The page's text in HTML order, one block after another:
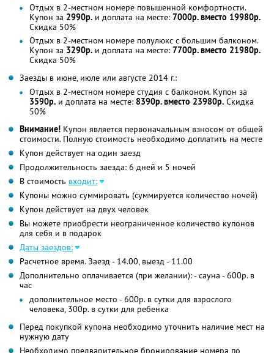
Отдых в 2-местном номере повышенной комфортности.
Купон за 2990р. и доплата на месте: 7000р. вместо 19980р.
Скидка 50%
Отдых в 2-местном номере полулюкс с большим балконом.
Купон за 3290р. и доплата на месте: 7700р. вместо 21980р.
Скидка 50%
Заезды в июне, июле или августе 2014 г.:
Отдых в 2-местном номере студия с балконом. Купон за
3590р. и доплата на месте: 8390р. вместо 23980р. Скидка
50%
Внимание! Купон является первоначальным взносом от общей
стоимости. Полную стоимость необходимо доплатить на месте
Купон действует на один заезд
Продолжительность заезда: 6 дней и 5 ночей
В стоимость входит:
Купоны можно суммировать (суммируется количество ночей)
Купон действует на двух человек
Вы можете приобрести неограниченное количество купонов
для себя и в подарок
Даты заездов:
Расчетное время. Заезд - 14.00, выезд - 11.00
Дополнительно оплачивается (при желании): - сауна - 600р. в
час
дополнительное место - 600р. в сутки для взрослого
человека, 300р. в сутки для ребенка
Перед покупкой купона необходимо уточнить наличие мест на
нужную дату
Необходимо предварительное бронирование номера по